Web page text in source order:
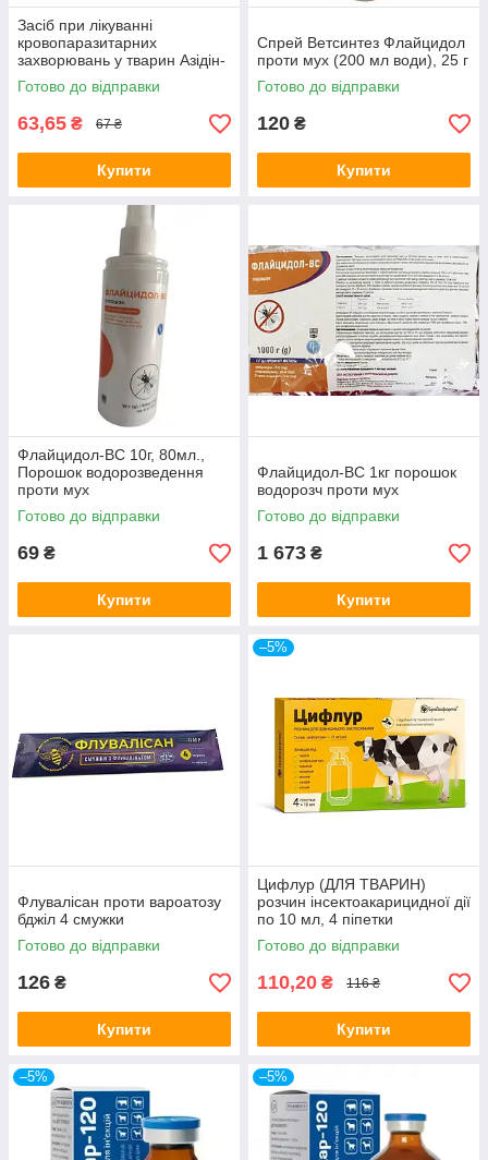
Засіб при лікуванні
кровопаразитарних
захворювань у тварин Азідін-
Вет 2,4 г
Готово до відправки
63,65 ₴ 67 ₴
Купити
Спрей Ветсинтез Флайцидол
проти мух (200 мл води), 25 г
Готово до відправки
120 ₴
Купити
Флайцидол-ВС 10г, 80мл.,
Порошок водорозведення
проти мух
Готово до відправки
69 ₴
Купити
Флайцидол-ВС 1кг порошок
водорозч проти мух
Готово до відправки
1 673 ₴
Купити
Флувалісан проти вароатозу
бджіл 4 смужки
Готово до відправки
126 ₴
Купити
–5%
Цифлур (ДЛЯ ТВАРИН)
розчин інсектоакарицидної дії
по 10 мл, 4 піпетки
Готово до відправки
110,20 ₴ 116 ₴
Купити
–5% –5%